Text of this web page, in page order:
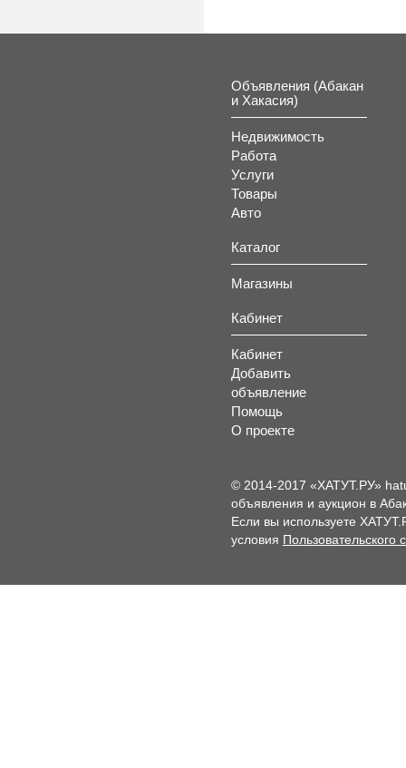
Объявления (Абакан
и Хакасия)
Недвижимость
Работа
Услуги
Товары
Авто
Каталог
Магазины
Кабинет
Кабинет
Добавить
объявление
Помощь
О проекте
© 2014-2017 «ХАТУТ.РУ»
объявления и аукцион в
Если вы используете
условия Пользовательского